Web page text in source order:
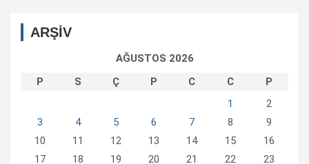
ARŞİV
AĞUSTOS 2026
P
S Ç P C C
P
1
2
3
4 5 6 7 8
9
10
11 12 13 14 15
16
17
18 19 20 21 22
23